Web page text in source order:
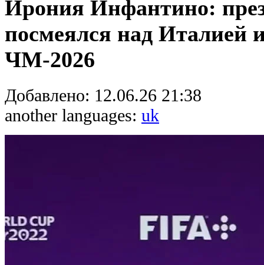
Ирония Инфантино:
посмеялся над Италией
ЧМ-2026
Добавлено: 12.06.26 21:38
another languages: uk